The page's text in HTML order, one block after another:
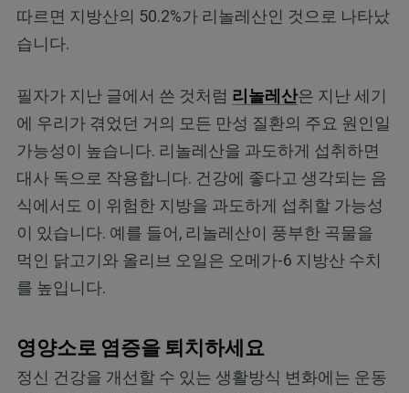
따르면 지방산의 50.2%가 리놀레산인 것으로 나타났
습니다.
필자가 지난 글에서 쓴 것처럼 리놀레산은 지난 세기
에 우리가 겪었던 거의 모든 만성 질환의 주요 원인일
가능성이 높습니다. 리놀레산을 과도하게 섭취하면
대사 독으로 작용합니다. 건강에 좋다고 생각되는 음
식에서도 이 위험한 지방을 과도하게 섭취할 가능성
이 있습니다. 예를 들어, 리놀레산이 풍부한 곡물을
먹인 닭고기와 올리브 오일은 오메가-6 지방산 수치
를 높입니다.
영양소로 염증을 퇴치하세요
정신 건강을 개선할 수 있는 생활방식 변화에는 운동